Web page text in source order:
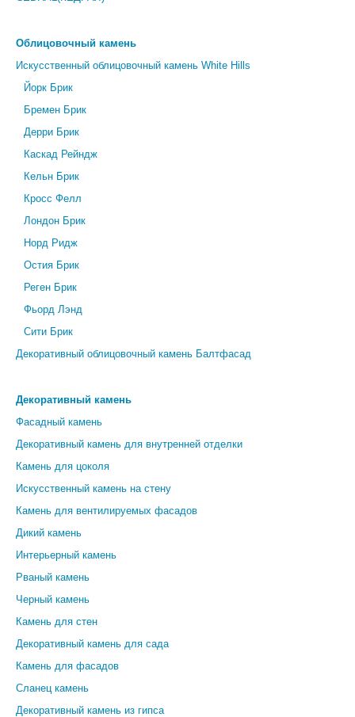
Облицовочный камень
Искусственный облицовочный камень White Hills
Йорк Брик
Бремен Брик
Дерри Брик
Каскад Рейндж
Кельн Брик
Кросс Фелл
Лондон Брик
Норд Ридж
Остия Брик
Реген Брик
Фьорд Лэнд
Сити Брик
Декоративный облицовочный камень Балтфасад
Декоративный камень
Фасадный камень
Декоративный камень для внутренней отделки
Камень для цоколя
Искусственный камень на стену
Камень для вентилируемых фасадов
Дикий камень
Интерьерный камень
Рваный камень
Черный камень
Камень для стен
Декоративный камень для сада
Камень для фасадов
Сланец камень
Декоративный камень из гипса